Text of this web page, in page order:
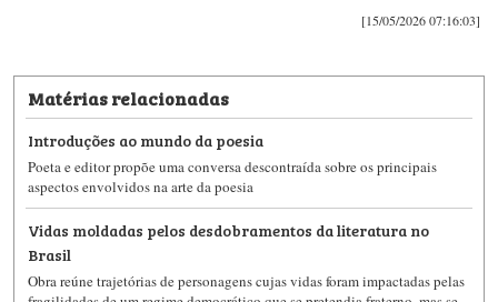
[15/05/2026 07:16:03]
Matérias relacionadas
Introduções ao mundo da poesia
Poeta e editor propõe uma conversa descontraída sobre os principais
aspectos envolvidos na arte da poesia
Vidas moldadas pelos desdobramentos da literatura no
Brasil
Obra reúne trajetórias de personagens cujas vidas foram impactadas pelas